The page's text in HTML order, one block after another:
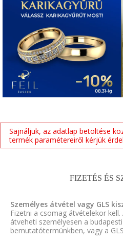
Sajnáljuk, az adatlap betöltése
termék paramétereiről kérjük
FIZETÉS ÉS
Személyes átvétel vagy GLS
Fizetni a csomag átvételekor
átveheti személyesen a
bemutatótermünkben, vagy a